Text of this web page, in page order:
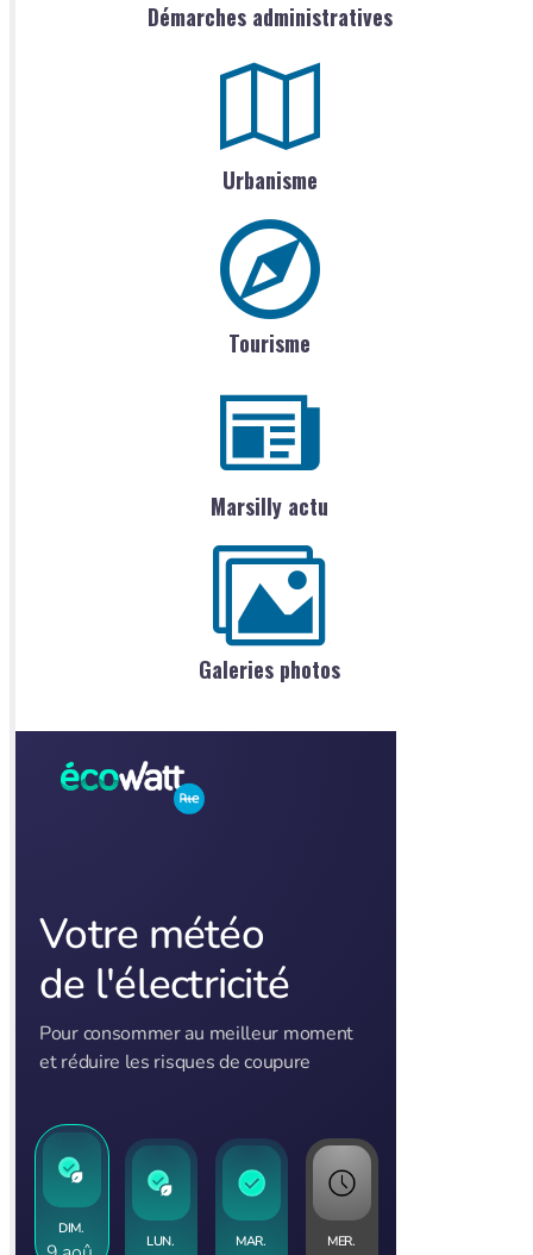
Démarches administratives
Urbanisme
Tourisme
Marsilly actu
Galeries photos